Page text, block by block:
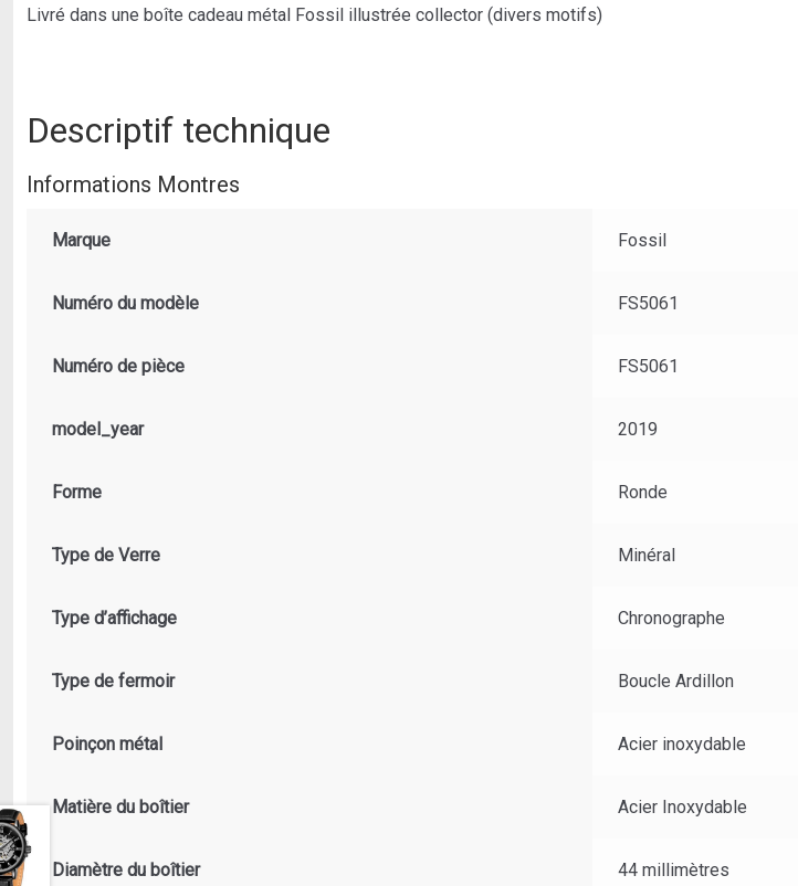
Livré dans une boîte cadeau métal Fossil illustrée collector (divers motifs)
Descriptif technique
Informations Montres
Marque Fossil
Numéro du modèle FS5061
Numéro de pièce FS5061
model_year 2019
Forme Ronde
Type de Verre Minéral
Type d’affichage Chronographe
Type de fermoir Boucle Ardillon
Poinçon métal Acier inoxydable
Matière du boîtier Acier Inoxydable
Diamètre du boîtier 44 millimètres